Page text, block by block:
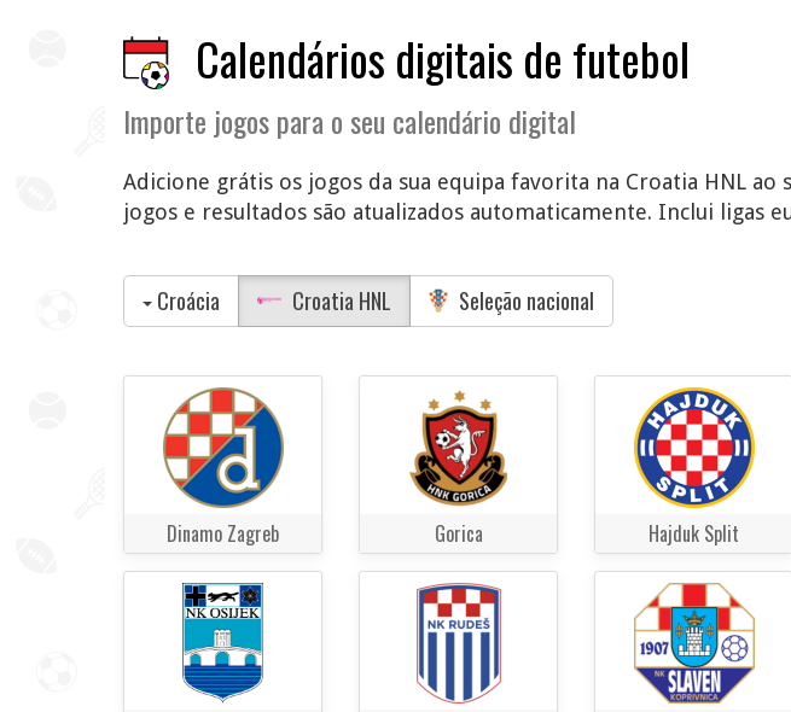
Calendários digitais de futebol
Importe jogos para o seu calendário digital
Adicione grátis os jogos da sua equipa favorita na Croatia HNL
jogos e resultados são atualizados automaticamente. Inclui ligas
Croácia Croatia HNL Seleção nacional
Dinamo Zagreb Gorica Hajduk Split